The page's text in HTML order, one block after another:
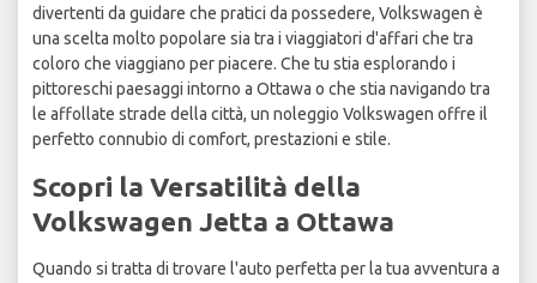
divertenti da guidare che pratici da possedere, Volkswagen è
una scelta molto popolare sia tra i viaggiatori d'affari che tra
coloro che viaggiano per piacere. Che tu stia esplorando i
pittoreschi paesaggi intorno a Ottawa o che stia navigando tra
le affollate strade della città, un noleggio Volkswagen offre il
perfetto connubio di comfort, prestazioni e stile.
Scopri la Versatilità della
Volkswagen Jetta a Ottawa
Quando si tratta di trovare l'auto perfetta per la tua avventura a